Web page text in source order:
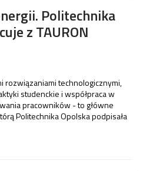
Politechnika
z TAURON
rozwiązaniami technologicznymi,
studenckie i współpraca w
pracowników - to główne
Politechnika Opolska podpisała